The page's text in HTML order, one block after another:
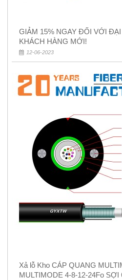
GIẢM 15% NGAY ĐỐI VỚI
KHÁCH HÀNG MỚI!
12-06-2023
Xả lỗ Kho CÁP QUANG MULTIMODE
MULTIMODE 4-8-12-24Fo